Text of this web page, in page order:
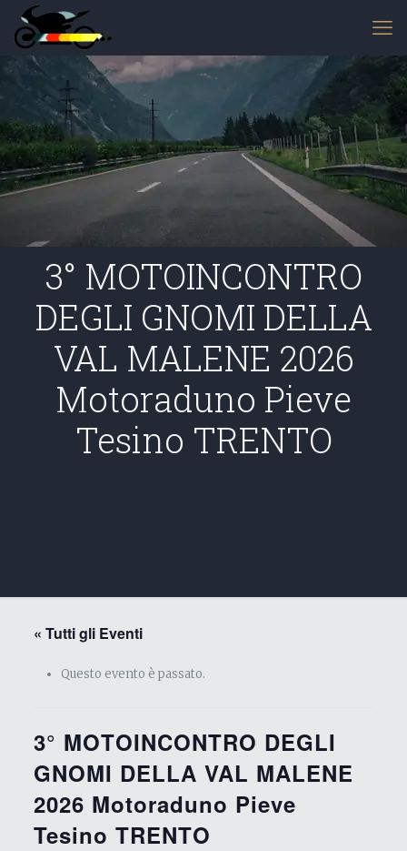
3° MOTOINCONTRO
DEGLI GNOMI DELLA
VAL MALENE 2026
Motoraduno Pieve
Tesino TRENTO
« Tutti gli Eventi
Questo evento è passato.
3° MOTOINCONTRO DEGLI
GNOMI DELLA VAL MALENE
2026 Motoraduno Pieve
Tesino TRENTO